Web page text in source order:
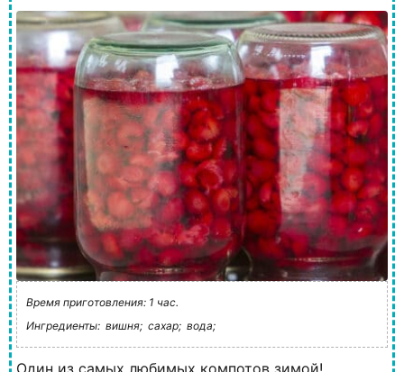
Время приготовления: 1 час.
Ингредиенты: вишня; сахар; вода;
Один из самых любимых компотов зимой!